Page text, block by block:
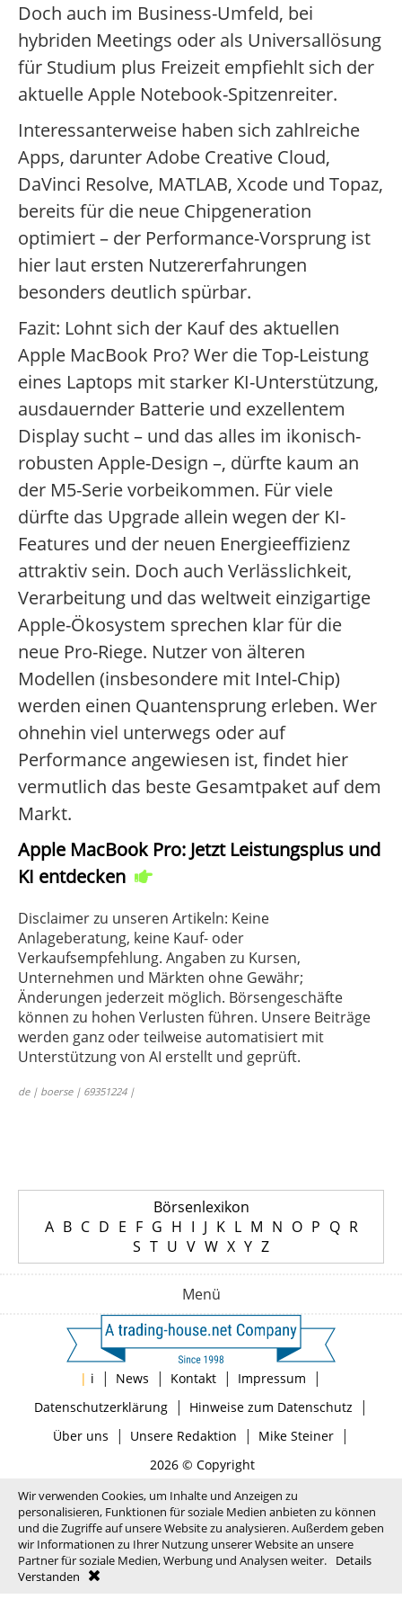
Doch auch im Business-Umfeld, bei
hybriden Meetings oder als Universallösung
für Studium plus Freizeit empfiehlt sich der
aktuelle Apple Notebook-Spitzenreiter.
Interessanterweise haben sich zahlreiche
Apps, darunter Adobe Creative Cloud,
DaVinci Resolve, MATLAB, Xcode und Topaz,
bereits für die neue Chipgeneration
optimiert – der Performance-Vorsprung ist
hier laut ersten Nutzererfahrungen
besonders deutlich spürbar.
Fazit: Lohnt sich der Kauf des aktuellen
Apple MacBook Pro? Wer die Top-Leistung
eines Laptops mit starker KI-Unterstützung,
ausdauernder Batterie und exzellentem
Display sucht – und das alles im ikonisch-
robusten Apple-Design –, dürfte kaum an
der M5-Serie vorbeikommen. Für viele
dürfte das Upgrade allein wegen der KI-
Features und der neuen Energieeffizienz
attraktiv sein. Doch auch Verlässlichkeit,
Verarbeitung und das weltweit einzigartige
Apple-Ökosystem sprechen klar für die
neue Pro-Riege. Nutzer von älteren
Modellen (insbesondere mit Intel-Chip)
werden einen Quantensprung erleben. Wer
ohnehin viel unterwegs oder auf
Performance angewiesen ist, findet hier
vermutlich das beste Gesamtpaket auf dem
Markt.
Apple MacBook Pro: Jetzt Leistungsplus und
KI entdecken
Disclaimer zu unseren Artikeln: Keine
Anlageberatung, keine Kauf- oder
Verkaufsempfehlung. Angaben zu Kursen,
Unternehmen und Märkten ohne Gewähr;
Änderungen jederzeit möglich. Börsengeschäfte
können zu hohen Verlusten führen. Unsere Beiträge
werden ganz oder teilweise automatisiert mit
Unterstützung von AI erstellt und geprüft.
de | boerse | 69351224 |
Börsenlexikon
A B C D E F G H I J K L M N O P Q R
S T U V W X Y Z
Menü
| i | News | Kontakt | Impressum |
Datenschutzerklärung| Hinweise zum Datenschutz |
Über uns | Unsere Redaktion | Mike Steiner|
2026 © Copyright
Wir verwenden Cookies, um Inhalte und Anzeigen zu
personalisieren, Funktionen für soziale Medien anbieten zu können
und die Zugriffe auf unsere Website zu analysieren. Außerdem geben
wir Informationen zu Ihrer Nutzung unserer Website an unsere
Partner für soziale Medien, Werbung und Analysen weiter.
Details
Verstanden